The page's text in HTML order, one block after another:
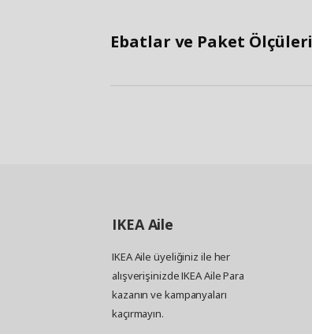
Ebatlar ve Paket Ölçüleri
IKEAAile
IKEA Aile üyeliğiniz ile her
alışverişinizde IKEA Aile Para
kazanın ve kampanyaları
kaçırmayın.